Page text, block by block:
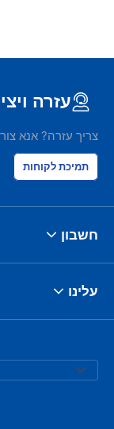
עזרה
צריך עזרה? אנא
תמיכת לקוחות
חשבון
עלינו